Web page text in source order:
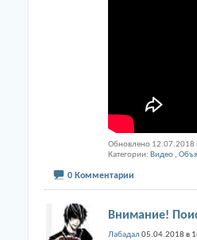
Обновлено 12.07.2018
Категории Видео ,
0 Комментарии
Внимание!
Лабадал 05.04.2018 в